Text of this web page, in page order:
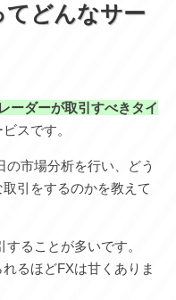
てどんなサー
ーダーが取引すべきタイ
ビスです。
の市場分析を行い、どう
引をするのかを教えて
ることが多いです。
るほどFXは甘くありま